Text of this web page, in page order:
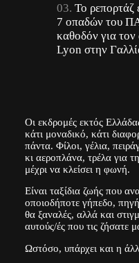
Το ρεπορτάζ
7 οπαδών του
καθοδόν για
Lyon στην
Οι εκδρομές εκτός
κάτι μοναδικό, κάτι
πάντα. Φίλοι, γέλια,
κι αεροπλάνα, τρέλα για
μέχρι να κλείσει η φωνή.
Είναι ταξίδια ζωής που
οποιοδήποτε γήπεδο,
θα ξαναλές, αλλά και
αυτούς/ές που τις ζήσατε
Ωστόσο, υπάρχει και η